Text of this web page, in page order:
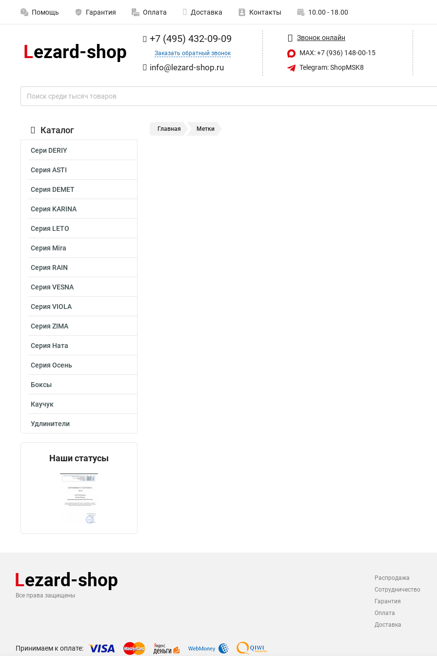
Помощь Гарантия Оплата Доставка Контакты 10.00 - 18.00
+7 (495) 432-09-09
Заказать обратный звонок
info@lezard-shop.ru
Звонок онлайн
MAX: +7 (936) 148-00-15
Telegram: ShopMSK8
Каталог
Сери DERIY
Серия ASTI
Серия DEMET
Серия KARINA
Серия LETO
Серия Mira
Серия RAIN
Серия VESNA
Серия VIOLA
Серия ZIMA
Серия Ната
Серия Осень
Боксы
Каучук
Удлинители
Наши статусы
Главная Метки
Все права защищены
Распродажа
Сотрудничество
Гарантия
Оплата
Доставка
Принимаем к оплате: